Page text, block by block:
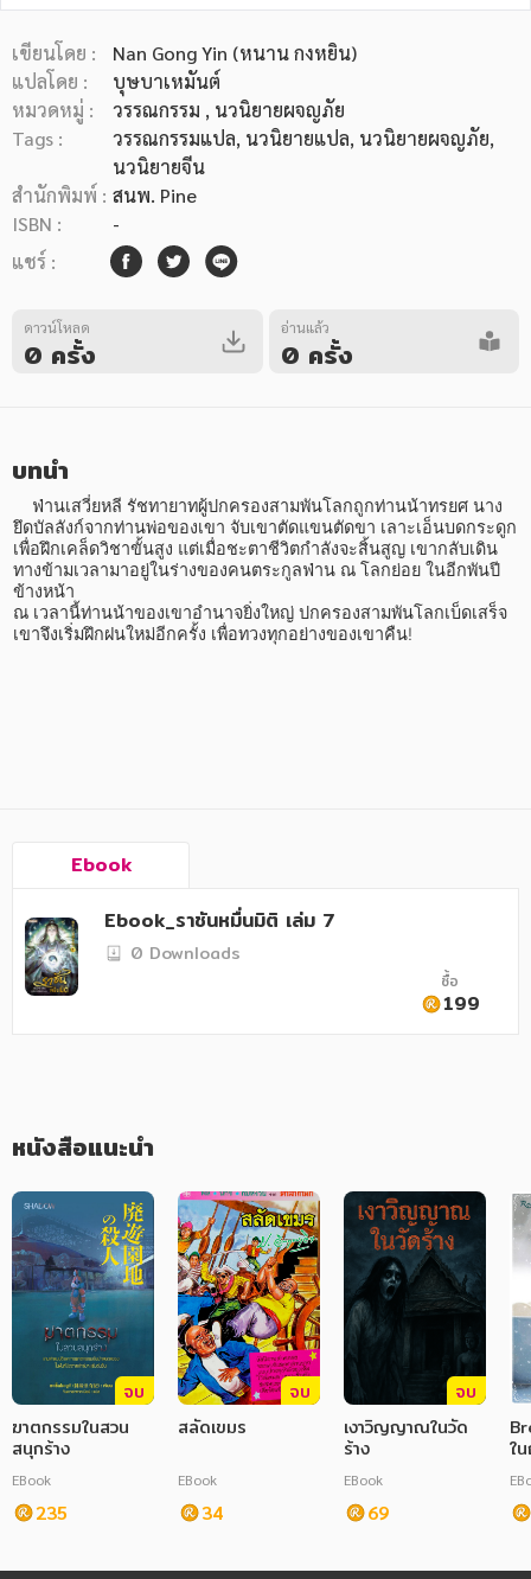
หมวดหมู่หนังสือ
หมวดหมู่ยอดนิยม
หนังสือออกใหม่ หนังสือยอดนิยม หนังสือเช่า
อีบุ๊กอ่านฟรี
หมวดหมู่หนังสือ
อาหาร สุขภาพ การแพทย์
ศิลปะ บันเทิง กีฬา ท่องเที่ยว
สังคม วัฒนธรรม การปกครอง ศาสนาและปรัชญา
ครอบครัว
การเกษตร ชีววิทยา
การเรียน การศึกษา
หนังสือเด็ก
การพัฒนาตนเอง
ความรู้ทั่วไป
การ์ตูนความรู้ การ์ตูน
การ์ตูนมังงะ (Manga)
เขียนโดย :
Nan Gong Yin (หนาน กงหยิน)
แปลโดย :
บุษบาเหมันต์
หมวดหมู่ :
วรรณกรรม , นวนิยายผจญภัย
Tags :
วรรณกรรมแปล, นวนิยายแปล, นวนิยายผจญภัย,
นวนิยายจีน
สำนักพิมพ์ : สนพ. Pine
ISBN :
-
แชร์ :
ดาวน์โหลด
0 ครั้ง
อ่านแล้ว
0 ครั้ง
บทนำ
ฟ่านเสวี่ยหลี รัชทายาทผู้ปกครองสามพันโลกถูกท่านน้าทรยศ นาง
ยึดบัลลังก์จากท่านพ่อของเขา จับเขาตัดแขนตัดขา เลาะเอ็นบดกระดูก
เพื่อฝึกเคล็ดวิชาขั้นสูง แต่เมื่อชะตาชีวิตกำลังจะสิ้นสูญ เขากลับเดิน
ทางข้ามเวลามาอยู่ในร่างของคนตระกูลฟ่าน ณ โลกย่อย ในอีกพันปี
ข้างหน้า
ณ เวลานี้ท่านน้าของเขาอำนาจยิ่งใหญ่ ปกครองสามพันโลกเบ็ดเสร็จ
เขาจึงเริ่มฝึกฝนใหม่อีกครั้ง เพื่อทวงทุกอย่างของเขาคืน!
Ebook
Ebook_ราชันหมื่นมิติ เล่ม 7
0 Downloads
ซื้อ
199
หนังสือแนะนำ
จบ
ฆาตกรรมในสวน
สนุกร้าง
EBook
235
จบ
สลัดเขมร
EBook
34
จบ
เงาวิญญาณในวัด
ร้าง
EBook
69
ใ